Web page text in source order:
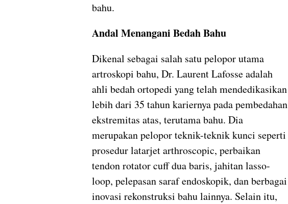
bahu.
Andal Menangani Bedah Bahu
Dikenal sebagai salah satu pelopor utama
artroskopi bahu, Dr. Laurent Lafosse adalah
ahli bedah ortopedi yang telah mendedikasikan
lebih dari 35 tahun kariernya pada pembedahan
ekstremitas atas, terutama bahu. Dia
merupakan pelopor teknik-teknik kunci seperti
prosedur latarjet arthroscopic, perbaikan
tendon rotator cuff dua baris, jahitan lasso-
loop, pelepasan saraf endoskopik, dan berbagai
inovasi rekonstruksi bahu lainnya. Selain itu,